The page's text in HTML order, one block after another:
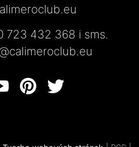
723 432 368 i sms.